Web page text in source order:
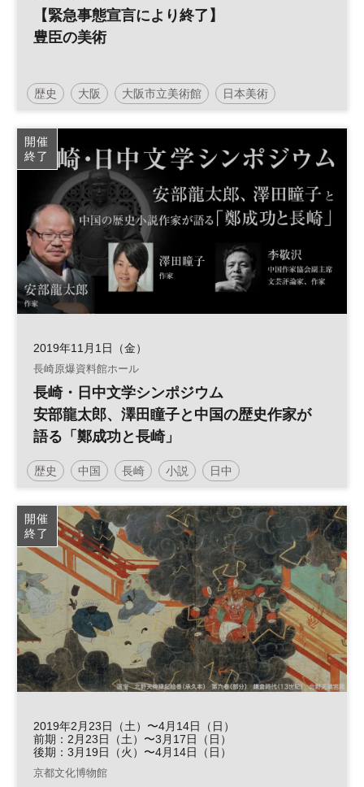
【緊急事態宣言により終了】
豊臣の美術
歴史 大阪 大阪市立美術館 日本美術
開催
終了
2019年11月1日（金）
長崎原爆資料館ホール
長崎・日中文学シンポジウム
安部龍太郎、澤田瞳子と中国の歴史作家が
語る「鄭成功と長崎」
歴史 中国 長崎 小説 日中
開催
終了
2019年2月23日（土）〜4月14日（日）
前期：2月23日（土）〜3月17日（日）
後期：3月19日（火）〜4月14日（日）
京都文化博物館